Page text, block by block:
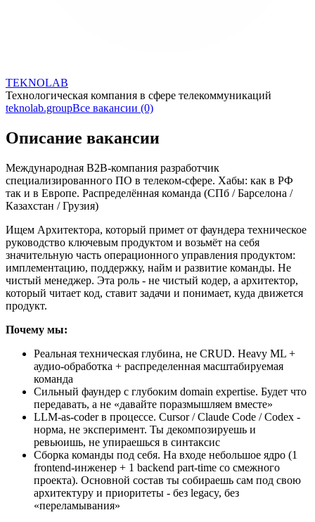
TEKNOLAB
Технологическая компания в сфере телекоммуникаций
teknolab.groupВсе вакансии (0)
Описание вакансии
Международная B2B-компания разработчик
специализированного ПО в телеком-сфере. Хабы: как в РФ
так и в Европе. Распределённая команда (СПб / Барселона /
Казахстан / Грузия)
Ищем Архитектора, который примет от фаундера техническое
руководство ключевым продуктом и возьмёт на себя
значительную часть операционного управления продуктом:
имплементацию, поддержку, найм и развитие команды. Не
чистый менеджер. Эта роль - не чистый кодер, а архитектор,
который читает код, ставит задачи и понимает, куда движется
продукт.
Почему мы:
Реальная техническая глубина, не CRUD. Heavy ML +
аудио-обработка + распределенная масштабируемая
команда
Сильный фаундер с глубоким domain expertise. Будет что
передавать, а не «давайте поразмышляем вместе»
LLM-as-coder в процессе. Cursor / Claude Code / Codex -
норма, не эксперимент. Ты декомпозируешь и
ревьюишь, не упираешься в синтаксис
Сборка команды под себя. На входе небольшое ядро (1
frontend-инженер + 1 backend part-time со смежного
проекта). Основной состав ты собираешь сам под свою
архитектуру и приоритеты - без legacy, без
«переламывания»